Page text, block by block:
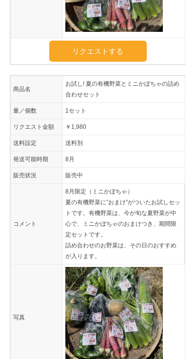
リクエストする
商品名
お試し! 夏の有機野菜とミニかぼちゃの詰め
合わせセット
量／個数 1セット
リクエスト金額 ￥1,980
送料設定 送料別
発送可能時期 8月
販売状況 販売中
コメント
8月限定（ミニかぼちゃ）
夏の有機野菜に”おまけ”がついたお試しセッ
トです。有機野菜は、今が旬な夏野菜が中
心で、ミニかぼちゃのおまけつき、期間限
定セットです。
詰め合わせのお野菜は、その日のおすすめ
が入ります。
写真